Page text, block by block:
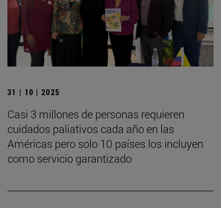
31 | 10 | 2025
Casi 3 millones de personas requieren
cuidados paliativos cada año en las
Américas pero solo 10 países los incluyen
como servicio garantizado